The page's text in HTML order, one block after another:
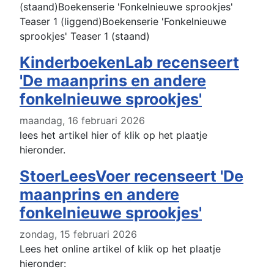
(staand)Boekenserie 'Fonkelnieuwe sprookjes'
Teaser 1 (liggend)Boekenserie 'Fonkelnieuwe
sprookjes' Teaser 1 (staand)
KinderboekenLab recenseert
'De maanprins en andere
fonkelnieuwe sprookjes'
maandag, 16 februari 2026
lees het artikel hier of klik op het plaatje
hieronder.
StoerLeesVoer recenseert 'De
maanprins en andere
fonkelnieuwe sprookjes'
zondag, 15 februari 2026
Lees het online artikel of klik op het plaatje
hieronder: